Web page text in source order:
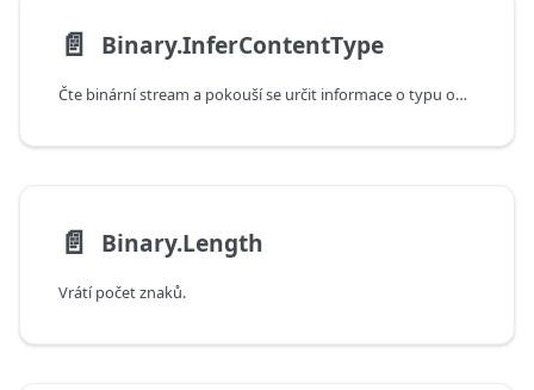
📄️ Binary.InferContentType
Čte binární stream a pokouší se určit informace o typu obsahu a formátu streamu.
📄️ Binary.Length
Vrátí počet znaků.